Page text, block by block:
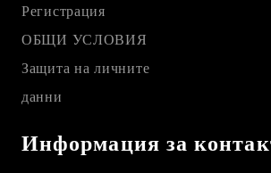
Регистрация
ОБЩИ УСЛОВИЯ
Защита на личните
данни
Информация за